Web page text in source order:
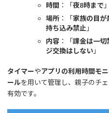
時間 ：「夜8時まで
場所 ：「家族の目が
持ち込み禁止 」
内容 ：「課金は一切
ジ交換はしない 」
タイマーやアプリの利用時間モ
ールを用いて管理し、親子のチ
有効です。